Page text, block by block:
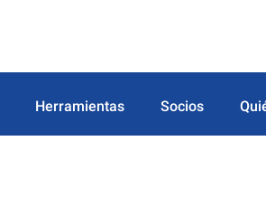
Herramientas Socios